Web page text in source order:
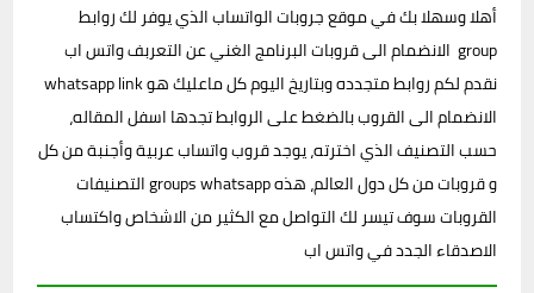
أهلا وسهلا بك في موقع جروبات الواتساب الذي يوفر لك روابط
الانضمام الى قروبات البرنامج الغني عن التعربف واتس اب group
whatsapp link نقدم لكم روابط متجدده وبتاريخ اليوم كل ماعليك هو
الانضمام الى القروب بالضغط على الروابط تجدها اسفل المقاله،
حسب التصنيف الذي اخترته، يوجد قروب واتساب عربية وأجنبة من كل
التصنيفات groups whatsapp و قروبات من كل دول العالم، هذه
القروبات سوف تيسر لك التواصل مع الكثير من الاشخاص واكتساب
الاصدقاء الجدد في واتس اب